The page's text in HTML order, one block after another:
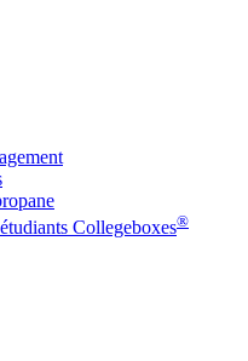
Collegeboxes®